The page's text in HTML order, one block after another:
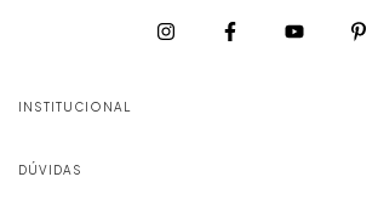
INSTITUCIONAL
DÚVIDAS